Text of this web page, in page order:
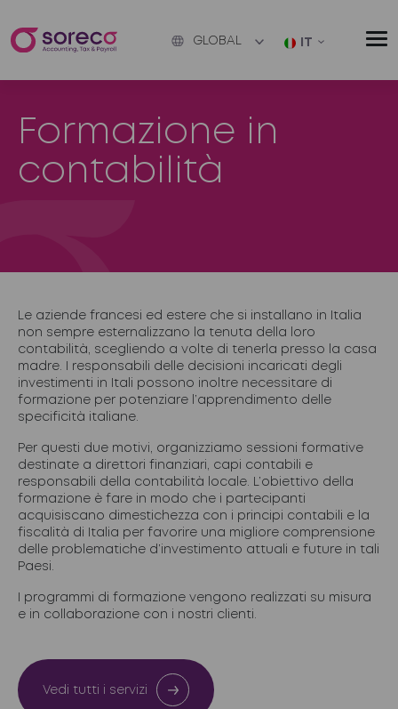
GLOBAL IT
Formazione in
contabilità
Le aziende francesi ed estere che si installano in Italia
non sempre esternalizzano la tenuta della loro
contabilità, scegliendo a volte di tenerla presso la casa
madre. I responsabili delle decisioni incaricati degli
investimenti in Itali possono inoltre necessitare di
formazione per potenziare l’apprendimento delle
specificità italiane.
Per questi due motivi, organizziamo sessioni formative
destinate a direttori finanziari, capi contabili e
responsabili della contabilità locale. L’obiettivo della
formazione è fare in modo che i partecipanti
acquisiscano dimestichezza con i principi contabili e la
fiscalità di Italia per favorire una migliore comprensione
delle problematiche d’investimento attuali e future in tali
Paesi.
I programmi di formazione vengono realizzati su misura
e in collaborazione con i nostri clienti.
Vedi tutti i servizi